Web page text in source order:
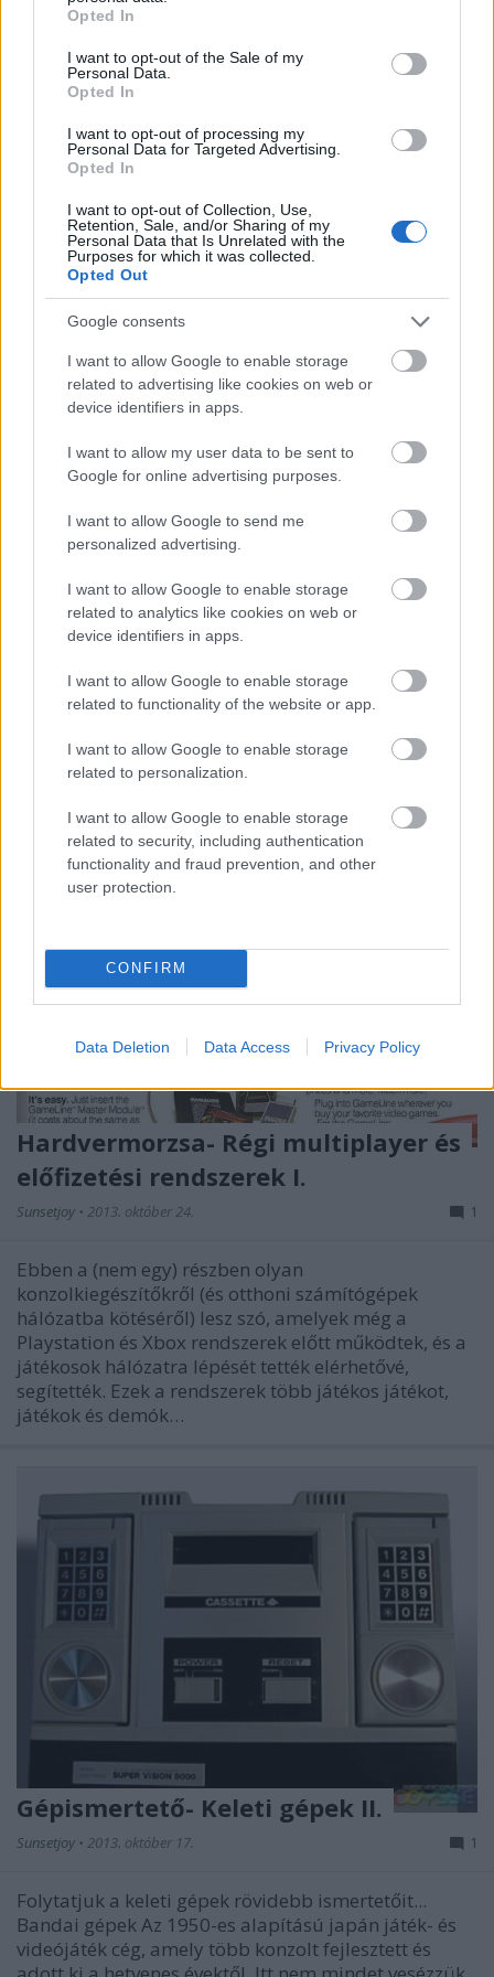
grant or deny consent to Google and its third-party tags to
use your data for below specified purposes in below Google
consent section.
Opted In
I want to opt-out of the Sale of my
Personal Data.
Opted In
I want to opt-out of processing my
Personal Data for Targeted Advertising.
Opted In
I want to opt-out of Collection, Use,
Retention, Sale, and/or Sharing of my
Personal Data that Is Unrelated with the
Purposes for which it was collected.
Opted Out
Google consents
I want to allow Google to enable storage
related to advertising like cookies on web or
device identifiers in apps.
I want to allow my user data to be sent to
Google for online advertising purposes.
I want to allow Google to send me
personalized advertising.
I want to allow Google to enable storage
related to analytics like cookies on web or
device identifiers in apps.
I want to allow Google to enable storage
related to functionality of the website or app.
I want to allow Google to enable storage
related to personalization.
I want to allow Google to enable storage
related to security, including authentication
functionality and fraud prevention, and other
user protection.
CONFIRM
Data Deletion Data Access Privacy Policy
ben jelent meg Japánban PC Engine néven. A
nem hivatalos…
Hardvermorzsa- Játékok VHS
kazettán
Sunsetjoy•2013. december 01.
A nyolcvanas évek második felében, amikor a VHS
kazetták még bőven használatban voltak filmek
(videótékák), ismertetők (gépek és műszerek
(játékismertetők, háttértörténetek) és egyéb
felhasználás kapcsán... megjelentek olyan
Hardvermorzsa- Régi multiplayer és
előfizetési rendszerek I.
Sunsetjoy • 2013. október 24. 1
Ebben a (nem egy) részben olyan
konzolkiegészítőkről (és otthoni számítógépek
hálózatba kötéséről) lesz szó, amelyek még a
Playstation és Xbox rendszerek előtt működtek, és a
játékosok hálózatra lépését tették elérhetővé,
segítették. Ezek a rendszerek több játékos játékot,
játékok és demók…
Gépismertető- Keleti gépek II.
Sunsetjoy • 2013. október 17. 1
Folytatjuk a keleti gépek rövidebb ismertetőit...
Bandai gépek Az 1950-es alapítású japán játék- és
videójáték cég, amely több konzolt fejlesztett és